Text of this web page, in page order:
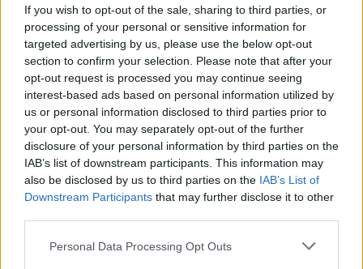
If you wish to opt-out of the sale, sharing to third parties, or
processing of your personal or sensitive information for
targeted advertising by us, please use the below opt-out
section to confirm your selection. Please note that after your
opt-out request is processed you may continue seeing
interest-based ads based on personal information utilized by
us or personal information disclosed to third parties prior to
your opt-out. You may separately opt-out of the further
disclosure of your personal information by third parties on the
IAB’s list of downstream participants. This information may
also be disclosed by us to third parties on the IAB’s List of
Downstream Participants that may further disclose it to other
Please note that this website/app uses one or more Google
Personal Data Processing Opt Outs
Fritz Haber felesége halálának másnapján a keleti frontra
utazott felügyelni a harci gáz bevetését. Megpróbált otthon
maradni, de nem kapott engedélyt. A tudós tartott tőle,
hogy háborús bűnösként felelősségre vonják a versailles-i
békét követően, de talán mert egyik oldal sem volt
bűntelen, fel sem merült az eljárás.
A náci hatalomátvétel után Habernek menekülnie kellett
abból az országból, amelyikért bármit megtett volna.
Ennél szörnyűbb csavart is tartogatott Fritz Haber sorsa: